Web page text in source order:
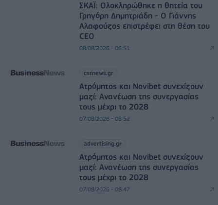
ΣΚΑΪ: Ολοκληρώθηκε η θητεία του
Γρηγόρη Δημητριάδη - Ο Γιάννης
Αλαφούζος επιστρέφει στη θέση του
CEO
08/08/2026 - 06:51
csrnews.gr
Ατρόμητος και Novibet συνεχίζουν
μαζί: Ανανέωση της συνεργασίας
τους μέχρι το 2028
07/08/2026 - 08:52
advertising.gr
Ατρόμητος και Novibet συνεχίζουν
μαζί: Ανανέωση της συνεργασίας
τους μέχρι το 2028
07/08/2026 - 08:47